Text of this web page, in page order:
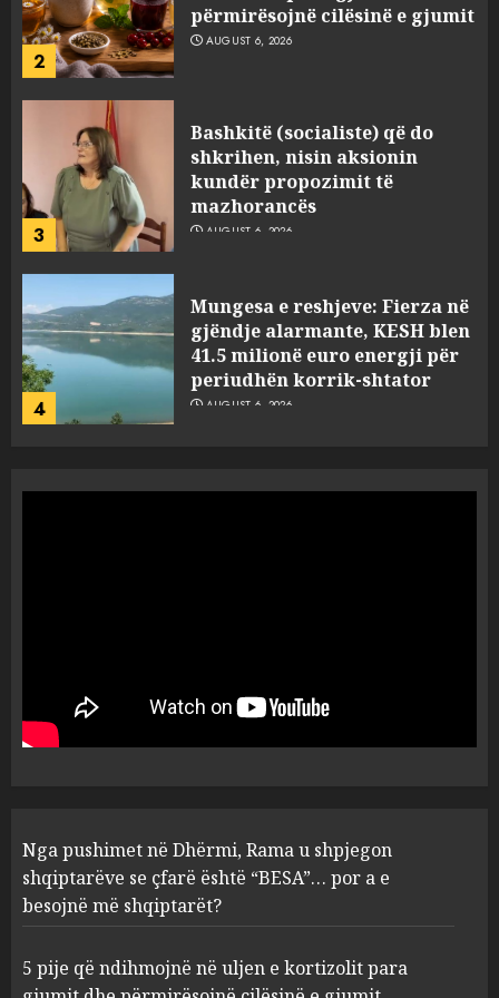
2
përmirësojnë cilësinë e gjumit
AUGUST 6, 2026
3
Bashkitë (socialiste) që do
shkrihen, nisin aksionin
kundër propozimit të
mazhorancës
AUGUST 6, 2026
4
Mungesa e reshjeve: Fierza në
gjëndje alarmante, KESH blen
41.5 milionë euro energji për
periudhën korrik-shtator
AUGUST 6, 2026
Vera të rrezikshme: Si po e
1
se çfarë është “BESA”… por a e
besojnë më shqiptarët?
AUGUST 6, 2026
2
kortizolit para gjumit dhe
përmirësojnë cilësinë e gjumit
AUGUST 6, 2026
Nga pushimet në Dhërmi, Rama u shpjegon
shqiptarëve se çfarë është “BESA”… por a e
besojnë më shqiptarët?
5 pije që ndihmojnë në uljen e kortizolit para